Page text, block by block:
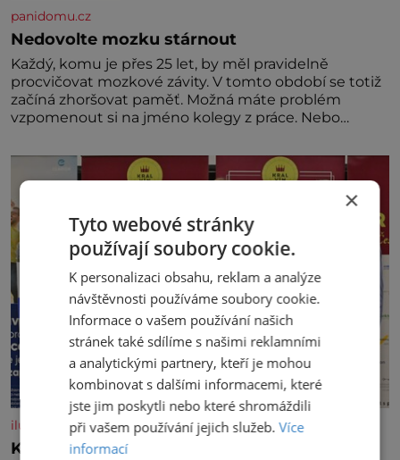
panidomu.cz
Nedovolte mozku stárnout
Každý, komu je přes 25 let, by měl pravidelně
procvičovat mozkové závity. V tomto období se totiž
začíná zhoršovat paměť. Možná máte problém
vzpomenout si na jméno kolegy z práce. Nebo
nedávno přečetli. Je to opravdu tak, s věkem jako
kdyby se paměť rozhodla stávkovat. Cvičte
iluxus.cz
Král vín začíná třetí dekádu
×
Tyto webové stránky
používají soubory cookie.
K personalizaci obsahu, reklam a analýze
návštěvnosti používáme soubory cookie.
Informace o vašem používání našich
stránek také sdílíme s našimi reklamními
a analytickými partnery, kteří je mohou
kombinovat s dalšími informacemi, které
jste jim poskytli nebo které shromáždili
při vašem používání jejich služeb.Více
informací